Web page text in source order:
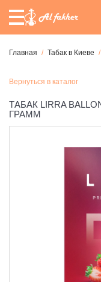
Главная Табак в Киеве
Вернуться в каталог
ТАБАК LIRRA
ГРАММ